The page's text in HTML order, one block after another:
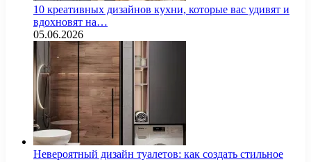
10 креативных дизайнов кухни, которые вас удивят и
вдохновят на…
05.06.2026
Невероятный дизайн туалетов: как создать стильное